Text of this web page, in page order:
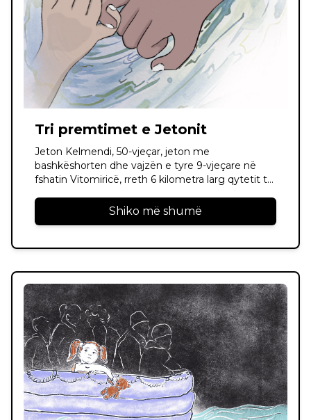
Tri premtimet e Jetonit
Jeton Kelmendi, 50-vjeçar, jeton me
bashkëshorten dhe vajzën e tyre 9-vjeçare në
fshatin Vitomiricë, rreth 6 kilometra larg qytetit të
ndonjëherë në fushën e tij. Ai ka paralizë cerebrale
në dorën dhe këmbën
Shiko më shumë